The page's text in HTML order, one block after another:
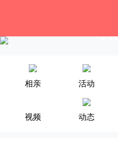
相亲 活动
视频 动态